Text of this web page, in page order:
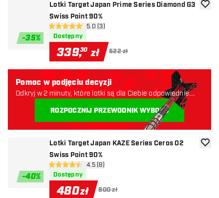
-35%
Lotki Target Japan Prime Series Diamond G3
Swiss Point 90%
otwórz panel recenzji
5 gwiazdki oceny5.0 (3)
Dostępny
339,30 zł 522 zł
-40%
Lotki Target Japan KAZE Series Ceros 02
Swiss Point 90%
otwórz panel recenzji
4.5 gwiazdki oceny
4.5 (8)
Dostępny
480zł 800 zł
Pomoc w podjęciu decyzji
Odkryj w 2 minuty, które lotki są dla Ciebie odpowiednie.
ROZPOCZNIJ PRZEWODNIK WYBORU